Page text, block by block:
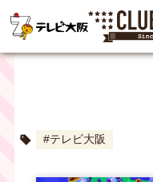
#テレビ大阪